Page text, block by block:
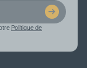
Politique de